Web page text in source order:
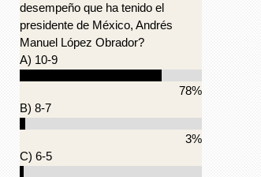
desempeño que ha tenido el
presidente de México, Andrés
Manuel López Obrador?
A) 10-9
78%
B) 8-7
3%
C) 6-5